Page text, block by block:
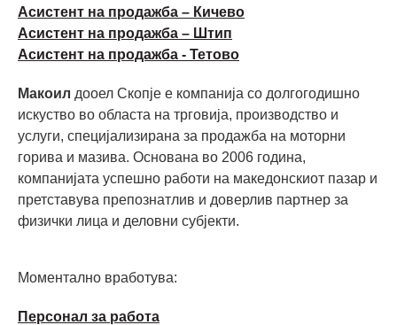
Асистент на продажба – Кичево
Асистент на продажба – Штип
Асистент на продажба - Тетово
Макоил дооел Скопје е компанија со долгогодишно
искуство во областа на трговија, производство и
услуги, специјализирана за продажба на моторни
горива и мазива. Основана во 2006 година,
компанијата успешно работи на македонскиот пазар и
претставува препознатлив и доверлив партнер за
физички лица и деловни субјекти.
Моментално вработува:
Персонал за работа